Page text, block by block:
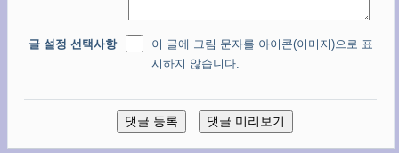
글 설정 선택사항
이 글에 그림 문자를 아이콘(이미지)으로 표
시하지 않습니다.